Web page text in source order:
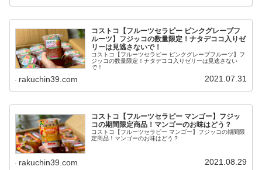
コストコ【フルーツセラピー ピンクグレープフ
ルーツ】フジッコの数量限定！ナタデココ入りゼ
リーは見逃さないで！
コストコ【フルーツセラピー ピンクグレープフルーツ】フ
ジッコの数量限定！ナタデココ入りゼリーは見逃さない
で！
rakuchin39.com 2021.07.31
コストコ【フルーツセラピー マンゴー】フジッ
コの期間限定商品！マンゴーのお味はどう？
コストコ【フルーツセラピー マンゴー】フジッコの期間限
定商品！マンゴーのお味はどう？
rakuchin39.com 2021.08.29